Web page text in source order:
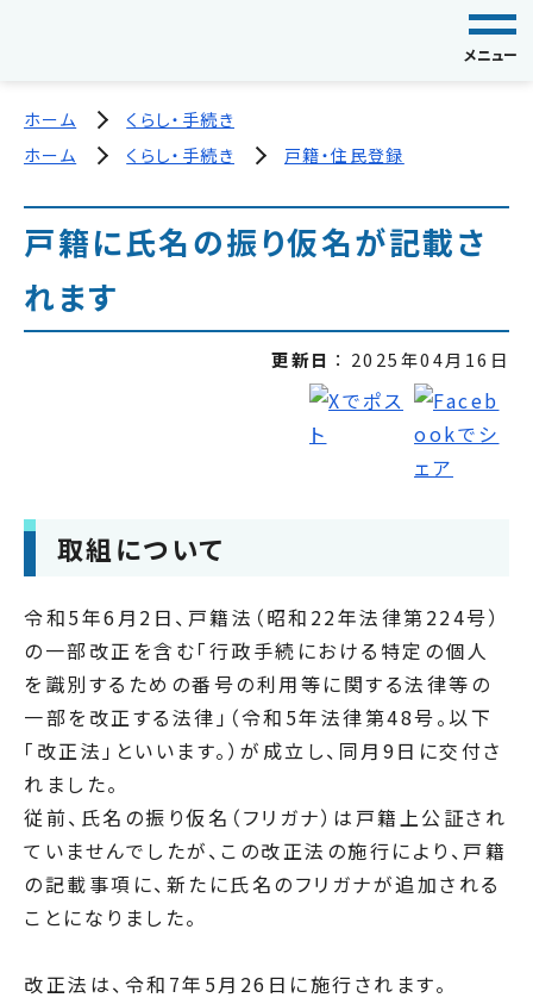
メニュー
ホーム
くらし・手続き
ホーム
くらし・手続き 戸籍・住民登録
戸籍に氏名の振り仮名が記載さ
れます
更新日 2025年04月16日
取組について
令和5年6月2日、戸籍法（昭和22年法律第224号）
の一部改正を含む「行政手続における特定の個人
を識別するための番号の利用等に関する法律等の
一部を改正する法律」（令和5年法律第48号。以下
「改正法」といいます。）が成立し、同月9日に交付さ
れました。
従前、氏名の振り仮名（フリガナ）は戸籍上公証され
ていませんでしたが、この改正法の施行により、戸籍
の記載事項に、新たに氏名のフリガナが追加される
ことになりました。
改正法は、令和7年5月26日に施行されます。